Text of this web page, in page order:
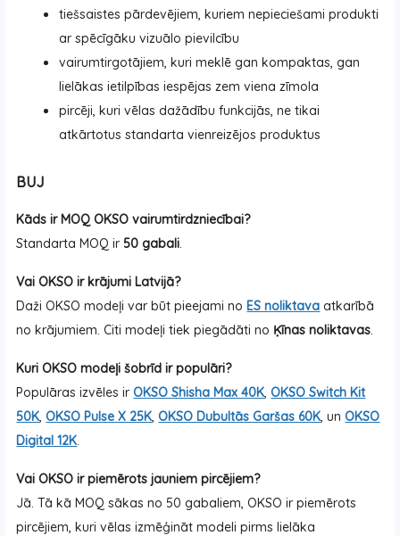
tiešsaistes pārdevējiem, kuriem nepieciešami produkti
ar spēcīgāku vizuālo pievilcību
vairumtirgotājiem, kuri meklē gan kompaktas, gan
lielākas ietilpības iespējas zem viena zīmola
pircēji, kuri vēlas dažādību funkcijās, ne tikai
atkārtotus standarta vienreizējos produktus
BUJ
Kāds ir MOQ OKSO vairumtirdzniecībai?
Standarta MOQ ir 50 gabali.
Vai OKSO ir krājumi Latvijā?
Daži OKSO modeļi var būt pieejami noES noliktava atkarībā
no krājumiem. Citi modeļi tiek piegādāti no Ķīnas noliktavas.
Kuri OKSO modeļi šobrīd ir populāri?
Populāras izvēles irOKSO Shisha Max 40K,OKSO Switch Kit
50K,OKSO Pulse X 25K,OKSO Dubultās Garšas 60K, unOKSO
Digital 12K.
Vai OKSO ir piemērots jauniem pircējiem?
Jā. Tā kā MOQ sākas no 50 gabaliem, OKSO ir piemērots
pircējiem, kuri vēlas izmēģināt modeli pirms lielāka